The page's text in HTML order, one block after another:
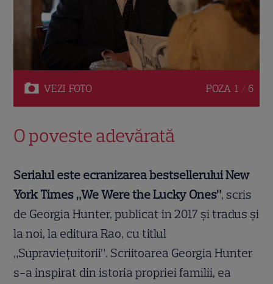
VEZI FOTO POZA 1 / 6
O poveste adevărată
Serialul este ecranizarea bestsellerului New
York Times „We Were the Lucky Ones”, scris
de Georgia Hunter, publicat în 2017 și tradus și
la noi, la editura Rao, cu titlul
„Supraviețuitorii”. Scriitoarea Georgia Hunter
s-a inspirat din istoria propriei familii, ea